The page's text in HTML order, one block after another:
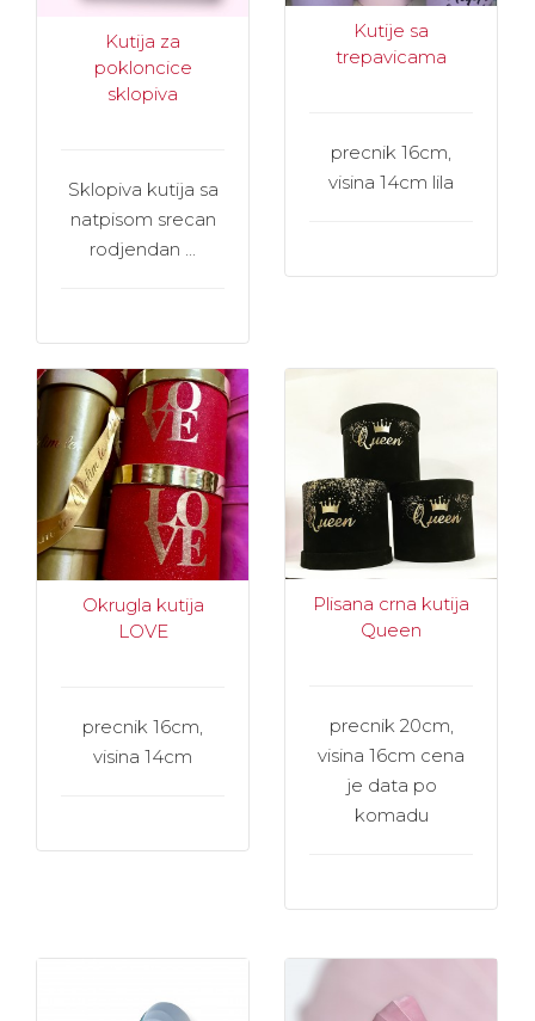
Kutija za
pokloncice
sklopiva
Sklopiva kutija sa
natpisom srecan
rodjendan ...
Kutije sa
trepavicama
precnik 16cm,
visina 14cm lila
Okrugla kutija
LOVE
precnik 16cm,
visina 14cm
Plisana crna kutija
Queen
precnik 20cm,
visina 16cm cena
je data po
komadu